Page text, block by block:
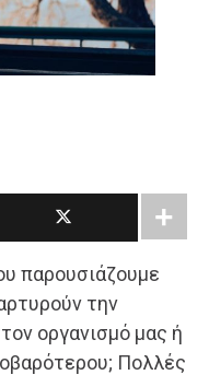
παρουσιάζουμε
την
οργανισμό μας ή
Πολλές